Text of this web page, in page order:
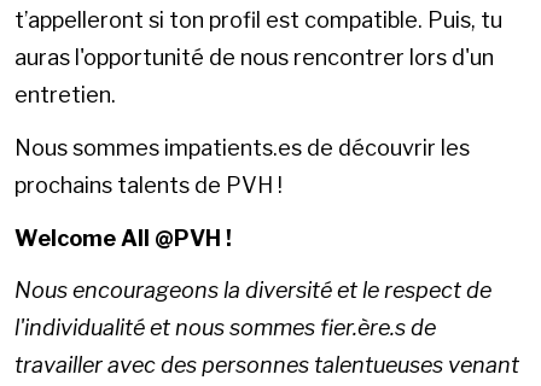
t’appelleront si ton profil est compatible. Puis, tu
auras l'opportunité de nous rencontrer lors d'un
entretien.
Nous sommes impatients.es de découvrir les
prochains talents de PVH !
Welcome All @PVH !
Nous encourageons la diversité et le respect de
l'individualité et nous sommes fier.ère.s de
travailler avec des personnes talentueuses venant